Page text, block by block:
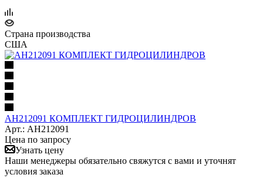
Страна производства
США
AH212091 КОМПЛЕКТ ГИДРОЦИЛИНДРОВ
Арт.: AH212091
Цена по запросу
Узнать цену
Наши менеджеры обязательно свяжутся с вами и уточнят
условия заказа